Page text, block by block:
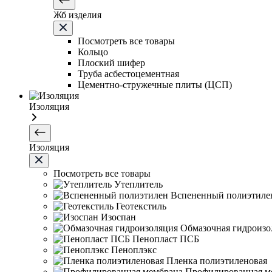
Жб изделия
Посмотреть все товары
Кольцо
Плоский шифер
Труба асбестоцементная
Цементно-стружечные плиты (ЦСП)
Изоляция
Изоляция
Посмотреть все товары
Утеплитель
Вспененный
Геотекстиль
Изоспан
Обмазочная
Пенопласт ПСБ
Пеноплэкс
Пленка полиэтиленовая